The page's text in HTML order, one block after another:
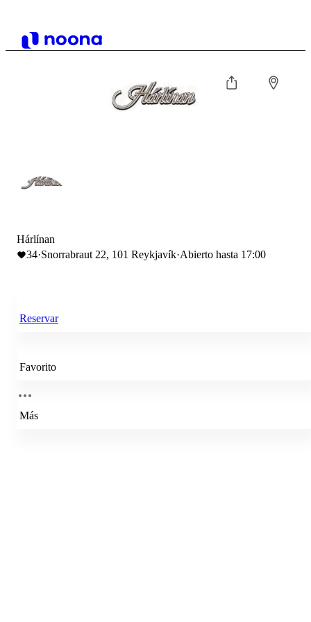
Hárlínan
34·Snorrabraut 22, 101 Reykjavík·Abierto hasta 17:00
Reservar
Favorito
Más